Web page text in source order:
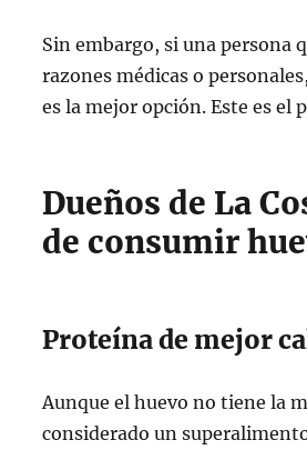
Sin embargo, si una persona
razones médicas o
es la mejor opción. Este es el
Dueños de La
de consumir
Proteína de mejor
Aunque el huevo no tiene la
considerado un